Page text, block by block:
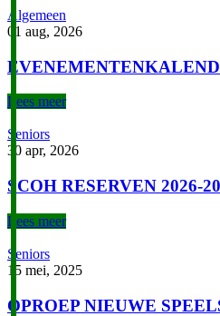
Algemeen
01 aug, 2026
Lees meer
Seniors
30 apr, 2026
SCOH RESERVEN 2026-
Lees meer
Seniors
15 mei, 2025
OPROEP NIEUWE